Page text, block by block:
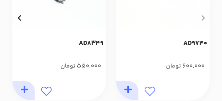
AD9740
600,000 تومان
AD8349
550,000 تومان